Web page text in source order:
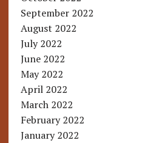
September 2022
August 2022
July 2022
June 2022
May 2022
April 2022
March 2022
February 2022
January 2022